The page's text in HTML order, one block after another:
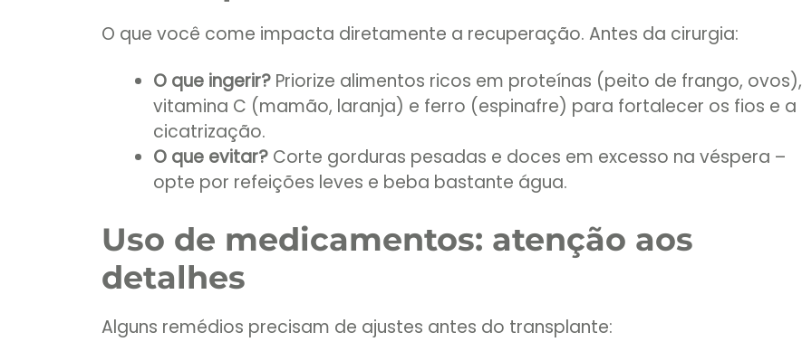
O que você come impacta diretamente a recuperação. Antes da cirurgia:
O que ingerir? Priorize alimentos ricos em proteínas (peito de frango, ovos),
vitamina C (mamão, laranja) e ferro (espinafre) para fortalecer os fios e a
cicatrização.
O que evitar? Corte gorduras pesadas e doces em excesso na véspera –
opte por refeições leves e beba bastante água.
Uso de medicamentos: atenção aos
detalhes
Alguns remédios precisam de ajustes antes do transplante: